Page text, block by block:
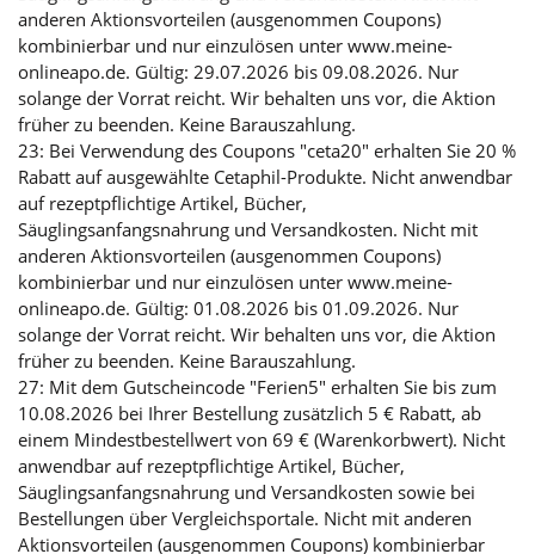
anderen Aktionsvorteilen (ausgenommen Coupons)
kombinierbar und nur einzulösen unter www.meine-
onlineapo.de. Gültig: 29.07.2026 bis 09.08.2026. Nur
solange der Vorrat reicht. Wir behalten uns vor, die Aktion
früher zu beenden. Keine Barauszahlung.
23: Bei Verwendung des Coupons "ceta20" erhalten Sie 20 %
Rabatt auf ausgewählte Cetaphil-Produkte. Nicht anwendbar
auf rezeptpflichtige Artikel, Bücher,
Säuglingsanfangsnahrung und Versandkosten. Nicht mit
anderen Aktionsvorteilen (ausgenommen Coupons)
kombinierbar und nur einzulösen unter www.meine-
onlineapo.de. Gültig: 01.08.2026 bis 01.09.2026. Nur
solange der Vorrat reicht. Wir behalten uns vor, die Aktion
früher zu beenden. Keine Barauszahlung.
27: Mit dem Gutscheincode "Ferien5" erhalten Sie bis zum
10.08.2026 bei Ihrer Bestellung zusätzlich 5 € Rabatt, ab
einem Mindestbestellwert von 69 € (Warenkorbwert). Nicht
anwendbar auf rezeptpflichtige Artikel, Bücher,
Säuglingsanfangsnahrung und Versandkosten sowie bei
Bestellungen über Vergleichsportale. Nicht mit anderen
Aktionsvorteilen (ausgenommen Coupons) kombinierbar